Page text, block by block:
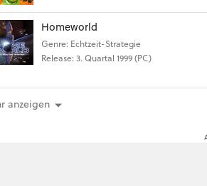
Homeworld
Genre: Echtzeit-Strategie
Release: 3. Quartal 1999 (PC)
anzeigen